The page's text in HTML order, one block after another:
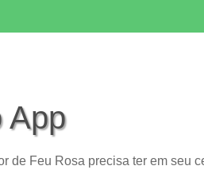
App
de Feu Rosa precisa ter em seu